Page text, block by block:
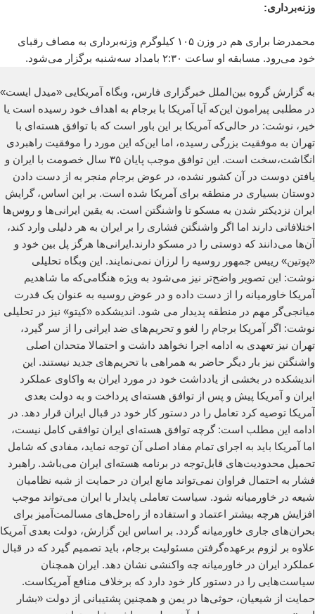
وزنه‌برداری:
محمدرضا براری هم در وزن ۱۰۵ کیلوگرم وزنه‌برداری به مصاف رقبای
خود می‌رود. مسابقه او ساعت ۲:۳۰ بامداد سه‌شنبه برگزار می‌شود.
به گزارش گروه بین‌الملل خبرگزاری فارس، وبگاه آمریکایی «میدل ایست»
در مطلبی پیرامون این‌که آیا آمریکا با برجام به اهداف خود رسیده است یا
خیر، نوشت: در حالی‌که آمریکا بر این باور است که با توافق هسته‌ای با
تهران به موفقیت بزرگی رسیده، اما این‌که این مورد را موفقیت راهبردی
انگاشت،سخت است. این توافق موجب پایان ۳۵ سال خصومت با ایران و
یافتن دوست در آن کشور نشده، در عوض برجام منجر به از دست دادن
دوستان بسیاری در منطقه برای آمریکا شده است. بر این اساس، گرایش
ایران نزدیکتر شدن به مسکو تا واشنگتن است. به یقین ایرانی‌ها و روس‌ها
اختلافاتی دارند اما اگر واشنگتن فشاری را بر ایران به هر دلیلی وارد کند،
آن‌ها می‌دانند که دوستی را در مسکو دارند.ایرانی‌ها هرگز پل بین خود و
«پوتین» رییس جمهور روسیه را لرزان نمی‌نمایند. این وبگاه تحلیلی
نوشت: این تصویر واضح‌تر نیز می‌شود به ویژه هنگامی‌که ما شاهدیم
آمریکا خاورمیانه را از دست داده و در عوض روسیه به عنوان یک قدرت
میانجی‌گر مهم در منطقه پدیدار می شود. اندیشکده «کیتو» نیز در تحلیلی
نوشت: اگر آمریکا برجام را لغو و تحریم‌های ضد ایرانی را از سر گیرد،
تهران نیز تعهدی به ادامه اجرا نخواهد داشت و احتمالا متحدان اصلی
واشنگتن نیز بار دیگر حاضر به همراهی با تحریم‌های جدید نیستند. این
اندیشکده در بخشی از یادداشت خود در مورد ایران به واکاوی عملکرد
ایران و آمریکا پیش و پس از توافق هسته‌ای پرداخت و به دولت بعدی
آمریکا توصیه کرد تعامل را در دستور کار خود در قبال ایران قرار دهد. در
ادامه این مطلب است: گرچه توافق هسته‌ای ایران توافقی کامل نیست،
اما آمریکا باید به اجرای تمام مفاد اصلی آن توجه نماید، مفادی که شامل
تحمیل محدودیت‌های قابل‌توجه در برنامه هسته‌ای ایران می‌باشد. راهبرد
فشار به احتمال فراوان نمی‌تواند مانع ایران در حمایت از شبه نظامیان
شیعه در خاورمیانه شود. سیاست تعاملی پایدار با ایران می‌تواند موجب
افزایش هرچه بیشتر اعتماد و استفاده از راه‌حل‌های مسالمت‌آمیز برای
بحران‌های جاری خاورمیانه گردد. بر اساس این گزارش، دولت بعدی آمریکا
علاوه بر لزوم برعهده‌گرفتن مسئولیت برجام، باید تصمیم گیرد که در قبال
عملکرد ایران در خاورمیانه چه واکنشی نشان دهد. ایران همچنان
سیاست‌هایی را در دستور کار خود دارد که برخلاف منافع آمریکاست.
حمایت از شیعیان، حوثی‌ها در یمن و همچنین پشتیبانی‌ از دولت «بشار